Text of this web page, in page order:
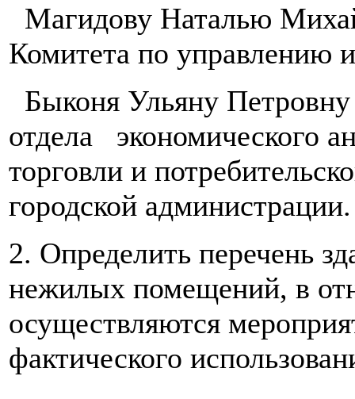
Магидову Наталью
Комитета по управлению
Быконя Ульяну Петровну
отдела экономического
торговли и
городской администрации.
2. Определить перечень
нежилых помещений, в
осуществляются
фактического